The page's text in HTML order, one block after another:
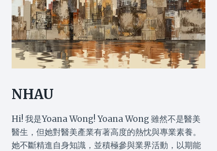
NHAU
Hi! 我是Yoana Wong! Yoana Wong 雖然不是醫美
醫生，但她對醫美產業有著高度的熱忱與專業素養。
她不斷精進自身知識，並積極參與業界活動，以期能